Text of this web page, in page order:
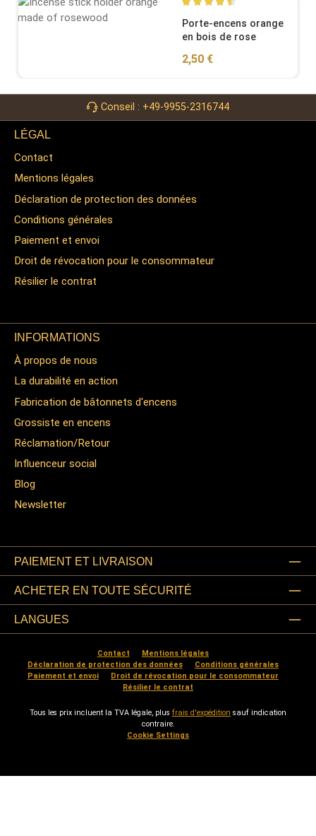
Average rating of 4.5 out
Porte-encens orange
en bois de rose
Regular price:
2,50 €
Conseil : +49-9955-2316744
LÉGAL
Contact
Mentions légales
Déclaration de protection des données
Conditions générales
Paiement et envoi
Droit de révocation pour le consommateur
Résilier le contrat
INFORMATIONS
À propos de nous
La durabilité en action
Fabrication de bâtonnets d'encens
Grossiste en encens
Réclamation/Retour
Influenceur social
Blog
Newsletter
PAIEMENT ET LIVRAISON
ACHETER EN TOUTE SÉCURITÉ
LANGUES
Contact
Mentions légales
Déclaration de protection des données
Conditions générales
Paiement et envoi
Droit de révocation pour le consommateur
Résilier le contrat
Tous les prix incluent la TVA légale, plus frais d'expédition sauf indication
contraire.
Cookie Settings